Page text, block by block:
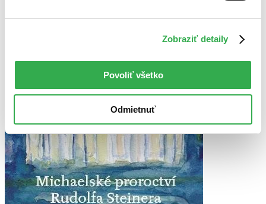
Zobraziť detaily
Povoliť všetko
Odmietnuť